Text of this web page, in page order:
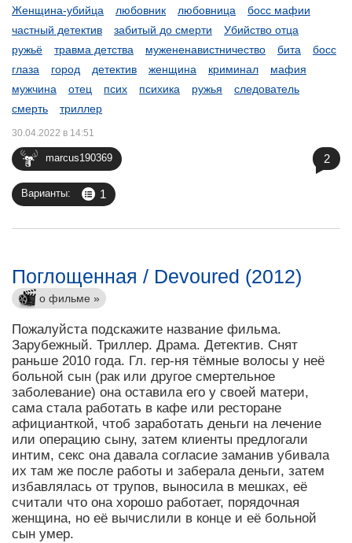
Женщина-убийца
любовник любовница
босс мафии
частный детектив
забитый до смерти
Убийство отца
ружьё
травма детства мужененавистничество бита
босс
глаза
город детектив женщина криминал
мафия
мужчина
отец псих психика ружья
следователь
смерть
триллер
marcus190369
30.04.2022 в 14:51
Варианты: 1
2
Поглощенная / Devoured (2012)
о фильме »
Пожалуйста подскажите название фильма.
Зарубежный. Триллер. Драма. Детектив. Снят
раньше 2010 года. Гл. гер-ня тёмные волосы у неё
больной сын (рак или другое смертельное
заболевание) она оставила его у своей матери,
сама стала работать в кафе или ресторане
афицианткой, чтоб заработать деньги на лечение
или операцию сыну, затем клиенты предлогали
интим, секс она давала согласие заманив убивала
их там же после работы и заберала деньги, затем
избавлялась от трупов, выносила в мешках, её
считали что она хорошо работает, порядочная
женщина, но её вычислили в конце и её больной
сын умер.